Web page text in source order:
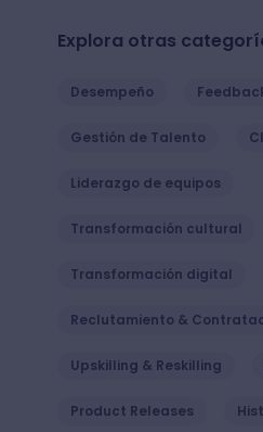
Explora otras
Desempeño
Gestión de Talento
Liderazgo de equipos
Transformación cultural
Transformación digital
Reclutamiento &
Upskilling & Reskilling
Product Releases